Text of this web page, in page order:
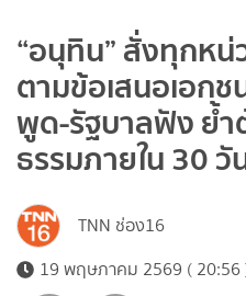
“อนุทิน” สั่งทุกหน่
ตามข้อเสนอเอก
พูด-รัฐบาลฟัง ย้ำ
ธรรมภายใน 30 วั
TNN ช่อง16
19 พฤษภาคม 2569 ( 20:56